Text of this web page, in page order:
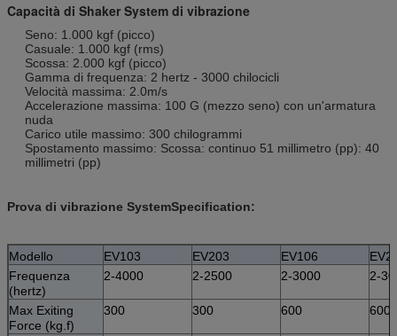
Capacità di Shaker System di vibrazione
Seno: 1.000 kgf (picco)
Casuale: 1.000 kgf (rms)
Scossa: 2.000 kgf (picco)
Gamma di frequenza: 2 hertz - 3000 chilocicli
Velocità massima: 2.0m/s
Accelerazione massima: 100 G (mezzo seno) con un'armatura
nuda
Carico utile massimo: 300 chilogrammi
Spostamento massimo: Scossa: continuo 51 millimetro (pp): 40
millimetri (pp)
Prova di vibrazione SystemSpecification:
Modello EV103 EV203 EV106
Frequenza
(hertz)
2-4000 2-2500 2-3000 2-
Max Exiting
Force (kg.f)
300 300 600 600